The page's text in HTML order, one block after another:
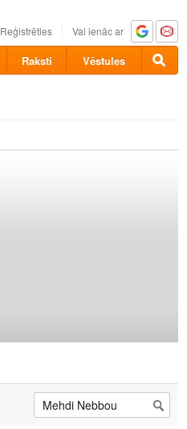
Reģistrēties Vai ienāc ar
Raksti Vēstules